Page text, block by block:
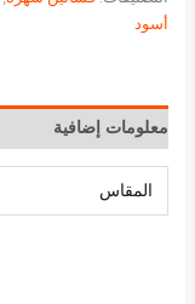
أسود
معلومات إضافية
المقاس